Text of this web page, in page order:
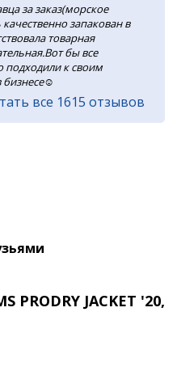
за заказ(морское
запакован в
товарная
бы все
подходили к своим
бизнесе☺️
все 1615 отзывов
PRODRY JACKET '20,